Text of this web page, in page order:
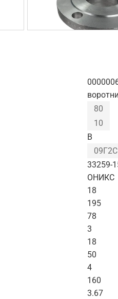
80
10
B
09Г2С
33259-
ОНИКС
18
195
78
3
18
50
4
160
3.67